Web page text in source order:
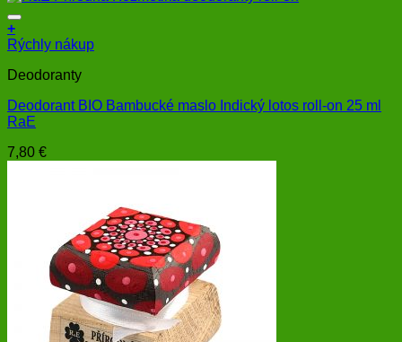
+
Rýchly nákup
Deodoranty
Deodorant BIO Bambucké maslo Indický lotos roll-on 25 ml
RaE
7,80 €